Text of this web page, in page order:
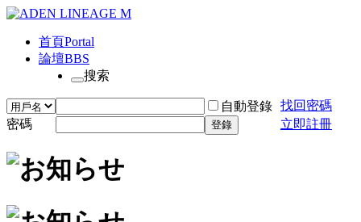
首頁Portal
論壇BBS
搜索
自動登錄 找回密碼
密碼
登錄 立即註冊